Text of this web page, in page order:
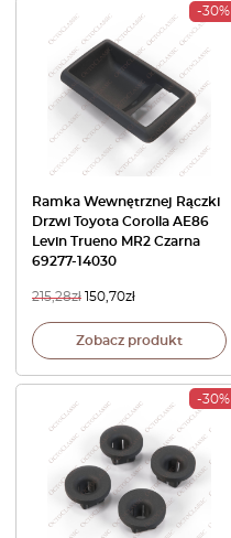
-30%
Ramka Wewnętrznej Rączki
Drzwi Toyota Corolla AE86
Levin Trueno MR2 Czarna
69277-14030
215,28zł 150,70zł
Zobacz produkt
-30%